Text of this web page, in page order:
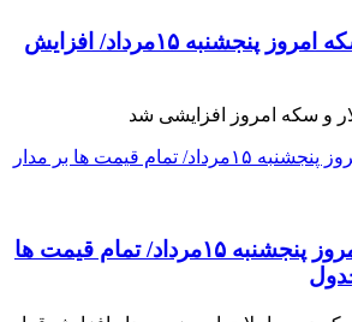
قیمت طلا، دلار و سکه امروز پنجشنبه ۱۵مرداد/ افزایش
و سکه امروز افزایشی شد
قیمت طلا و سکه امروز پنجشنبه ۱۵مرداد/ تمام قیمت ها